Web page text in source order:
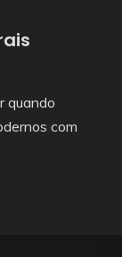
quando
com